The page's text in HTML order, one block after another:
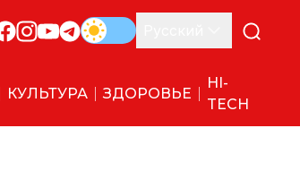
КУЛЬТУРА ЗДОРОВЬЕ
HI-
TECH